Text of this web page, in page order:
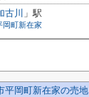
古川 」駅
岡町新在家
平岡町新在家の売地